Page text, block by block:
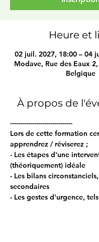
Heure et
02 juil. 2027, 18:00 – 04
Modave, Rue des Eaux
Belgique
À propos de
-------------------------------
Lors de cette formation
apprendrez / réviserez ;
- Les étapes d'une
(théoriquement) idéale
- Les bilans
secondaires
- Les gestes d'urgence,